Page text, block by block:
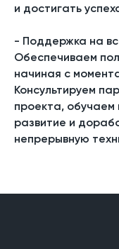
и достигать
- Поддержка на
Обеспечиваем
начиная с
Консультируем
проекта, обучаем
развитие и
непрерывную